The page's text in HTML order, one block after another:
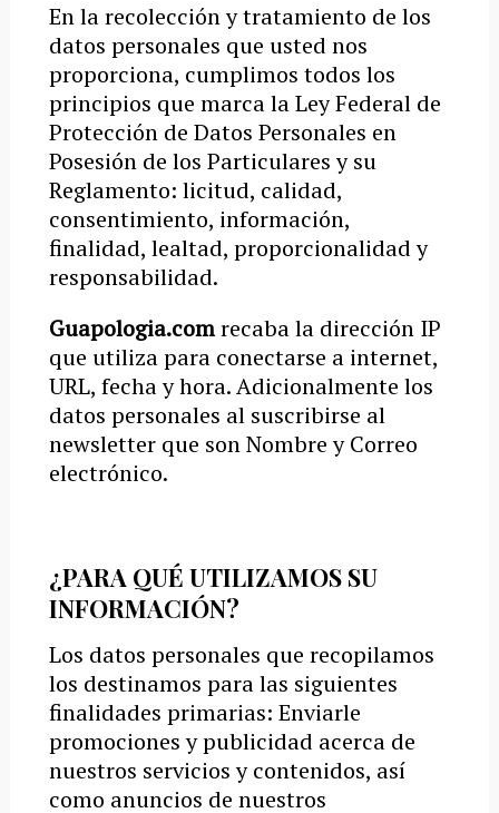
En la recolección y tratamiento de los
datos personales que usted nos
proporciona, cumplimos todos los
principios que marca la Ley Federal de
Protección de Datos Personales en
Posesión de los Particulares y su
Reglamento: licitud, calidad,
consentimiento, información,
finalidad, lealtad, proporcionalidad y
responsabilidad.
Guapologia.comrecaba la dirección IP
que utiliza para conectarse a internet,
URL, fecha y hora. Adicionalmente los
datos personales al suscribirse al
newsletter que son Nombre y Correo
electrónico.
¿PARA QUÉ UTILIZAMOS SU
INFORMACIÓN?
Los datos personales que recopilamos
los destinamos para las siguientes
finalidades primarias: Enviarle
promociones y publicidad acerca de
nuestros servicios y contenidos, así
como anuncios de nuestros